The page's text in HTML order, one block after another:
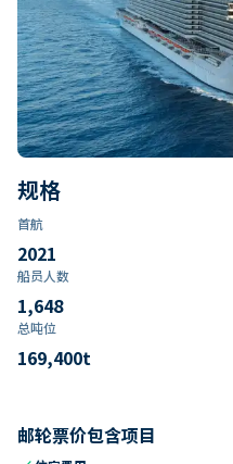
规格
首航
2021
船员人数
1,648
总吨位
169,400t
邮轮票价包含项目